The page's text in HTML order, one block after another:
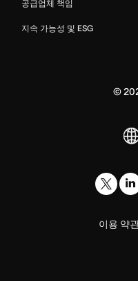
공급업체 책임
지속 가능성 및 ESG
©
이용 약